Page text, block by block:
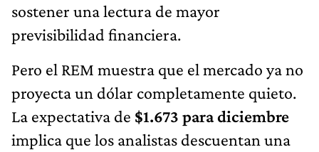
sostener una lectura de mayor
previsibilidad financiera.
Pero el REM muestra que el mercado ya no
proyecta un dólar completamente quieto.
La expectativa de $1.673 para diciembre
implica que los analistas descuentan una